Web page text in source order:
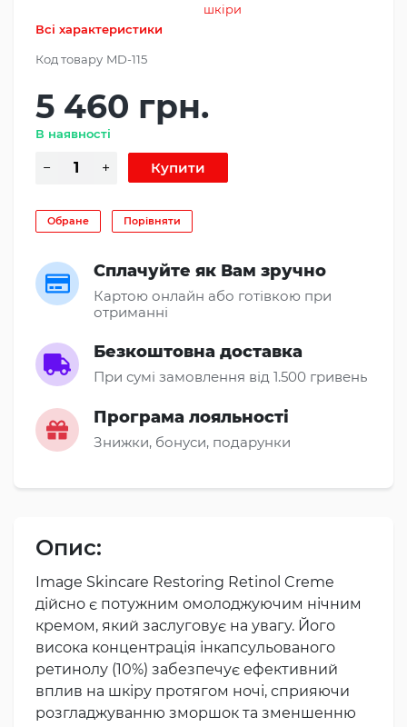
шкіри
Всі характеристики
Код товару MD-115
5 460 грн.
В наявності
Обране Порівняти
Сплачуйте як Вам зручно
Картою онлайн або готівкою при
отриманні
Безкоштовна доставка
При сумі замовлення від 1.500 гривень
Програма лояльності
Знижки, бонуси, подарунки
Опис:
Image Skincare Restoring Retinol Crеme
дійсно є потужним омолоджуючим нічним
кремом, який заслуговує на увагу. Його
висока концентрація інкапсульованого
ретинолу (10%) забезпечує ефективний
вплив на шкіру протягом ночі, сприяючи
розгладжуванню зморшок та зменшенню